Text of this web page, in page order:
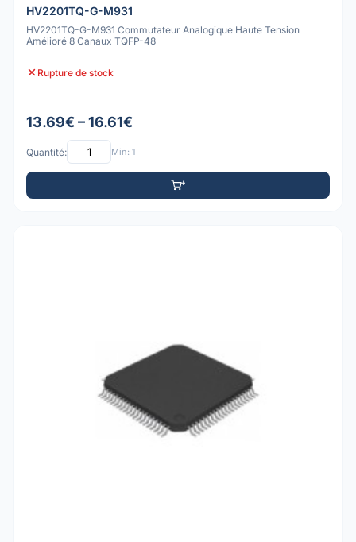
HV2201TQ-G-M931
HV2201TQ-G-M931 Commutateur Analogique Haute Tension
Amélioré 8 Canaux TQFP-48
Rupture de stock
13.69€ – 16.61€
Quantité: Min: 1